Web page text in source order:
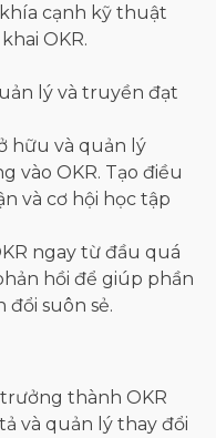
khía cạnh kỹ thuật
OKR.
lý và truyền đạt
hữu và quản lý
vào OKR. Tạo điều
và cơ hội học tập
ngay từ đầu quá
hồi để giúp phần
đổi suôn sẻ.
thành OKR
và quản lý thay đổi